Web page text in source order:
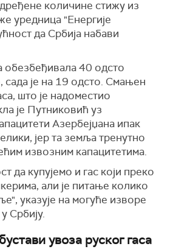
количине стижу из
уредница "Енергије
да Србија набави
обезбеђивала 40 одсто
сада је на 19 одсто. Смањен
што је надоместио
је Путниковић уз
Азербејџана ипак
јер та земља тренутно
извозним капацитетима.
да купујемо и гас који преко
али је питање колико
указује на могуће изворе
Србију.
увоза руског гаса